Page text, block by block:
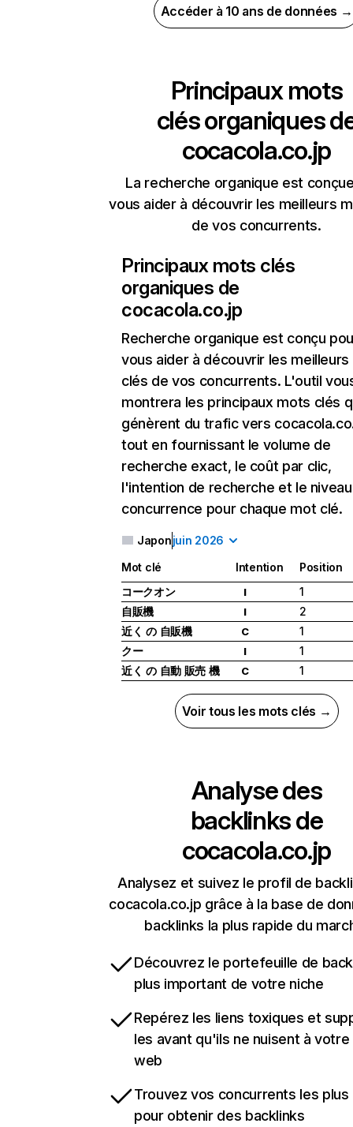
Accéder à 10 ans de données →
Principaux mots
clés organiques
cocacola.co.jp
La recherche organique est
vous aider à découvrir les meilleurs
de vos concurrents.
Principaux mots clés
organiques de
cocacola.co.jp
Recherche organique est conçu
vous aider à découvrir les
clés de vos concurrents. L'outil
montrera les principaux mots clés
génèrent du trafic vers
tout en fournissant le volume de
recherche exact, le coût par clic,
l'intention de recherche et le
concurrence pour chaque mot clé.
Japonjuin 2026
Mot clé Intention
Position
コークオン
I
1
自販機
I
2
近く の 自販機
C
1
クー
I
1
近く の 自動 販売 機
C 1
Voir tous les mots clés →
Analyse des
backlinks de
cocacola.co.jp
Analysez et suivez le profil de
cocacola.co.jp grâce à la base de
backlinks la plus rapide du
Découvrez le portefeuille de
plus important de votre niche
Repérez les liens toxiques et
les avant qu'ils ne nuisent à
web
Trouvez vos concurrents les
pour obtenir des backlinks